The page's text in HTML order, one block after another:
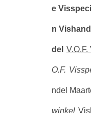
e
n
del
O.F.
ndel
winkel